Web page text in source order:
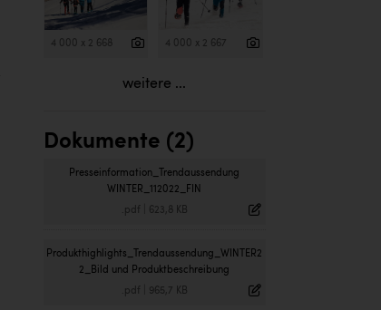
4 000 x 2 668 4 000 x 2 667
weitere ...
Dokumente (2)
Presseinformation_Trendaussendung
WINTER_112022_FIN
.pdf 623,8 KB
Produkthighlights_Trendaussendung_WINTER2
2_Bild und Produktbeschreibung
.pdf 965,7 KB